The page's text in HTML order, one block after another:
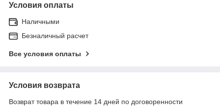
Условия оплаты
Наличными
Безналичный расчет
Все условия оплаты
Условия возврата
Возврат товара в течение 14 дней по договоренности